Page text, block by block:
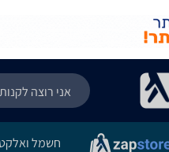
חשמל